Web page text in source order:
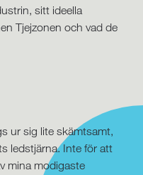
sitt ideella
Tjejzonen och vad de
ur sig lite skämtsamt,
ledstjärna. Inte för att
mina modigaste